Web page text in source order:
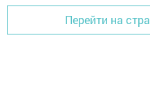
Перейти на